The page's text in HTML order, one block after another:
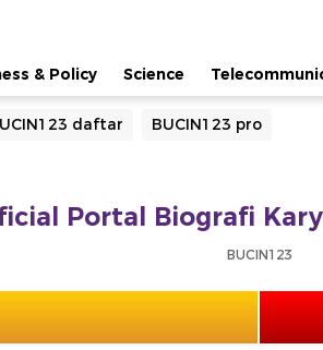
& Policy Science
daftar BUCIN123 pro
Portal Biografi
BUCIN123